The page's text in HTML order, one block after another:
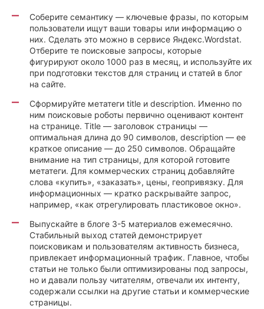
Соберите семантику — ключевые фразы, по которым
пользователи ищут ваши товары или информацию о
них. Сделать это можно в сервисе Яндекс.Wordstat.
Отберите те поисковые запросы, которые
фигурируют около 1000 раз в месяц, и используйте их
при подготовки текстов для страниц и статей в блог
на сайте.
Сформируйте метатеги title и description. Именно по
ним поисковые роботы первично оценивают контент
на странице. Title — заголовок страницы —
оптимальная длина до 90 символов, description — ее
краткое описание — до 250 символов. Обращайте
внимание на тип страницы, для которой готовите
метатеги. Для коммерческих страниц добавляйте
слова «купить», «заказать», цены, геопривязку. Для
информационных — кратко раскрывайте запрос,
например, «как отрегулировать пластиковое окно».
Выпускайте в блоге 3-5 материалов ежемесячно.
Стабильный выход статей демонстрирует
поисковикам и пользователям активность бизнеса,
привлекает информационный трафик. Главное, чтобы
статьи не только были оптимизированы под запросы,
но и давали пользу читателям, отвечали их интенту,
содержали ссылки на другие статьи и коммерческие
страницы.